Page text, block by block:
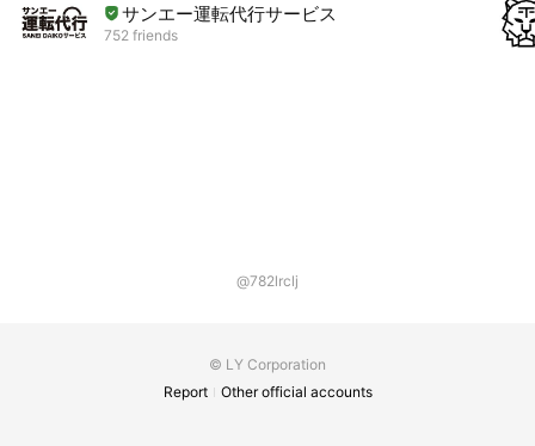
サンエー運転代行サービス
752 friends
@782lrclj
© LY Corporation
Report
Other official accounts